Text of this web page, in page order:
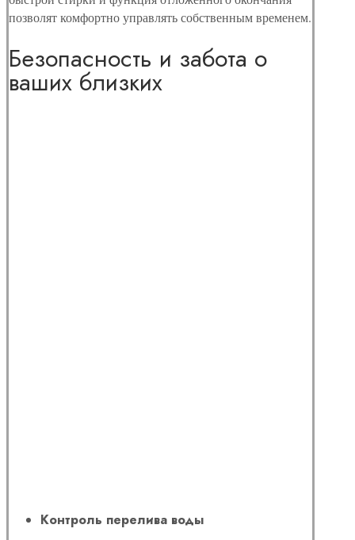
позволят комфортно управлять собственным временем.
Безопасность и забота о
ваших близких
Контроль перелива воды